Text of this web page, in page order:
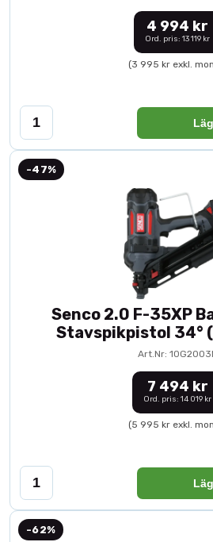
4 994 kr
Ord. pris: 13 119 kr
(3 995 kr exkl.
-47%
Senco 2.0 F-35XP
Stavspikpistol 34°
Art.Nr:
7 494 kr
Ord. pris: 14 019 kr
(5 995 kr exkl.
-62%